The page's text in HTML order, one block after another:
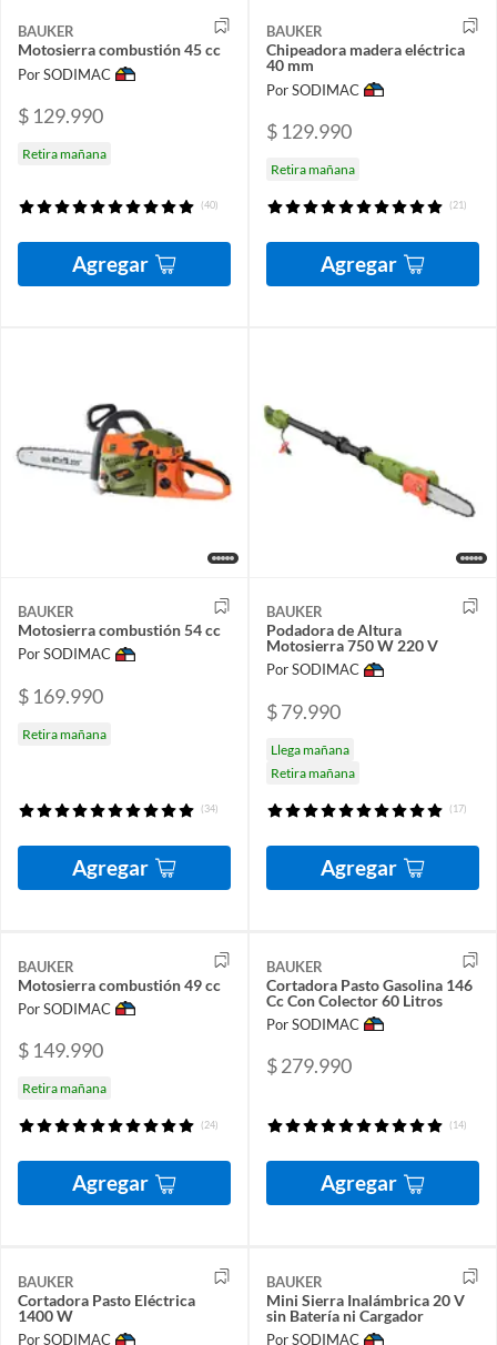
BAUKER
Motosierra combustión 45 cc
Por SODIMAC
$ 129.990
Retira mañana
(40)
Agregar
BAUKER
Chipeadora madera eléctrica
40 mm
Por SODIMAC
$ 129.990
Retira mañana
(21)
Agregar
BAUKER
Motosierra combustión 54 cc
Por SODIMAC
$ 169.990
Retira mañana
(34)
Agregar
BAUKER
Podadora de Altura
Motosierra 750 W 220 V
Por SODIMAC
$ 79.990
Llega mañana
Retira mañana
(17)
Agregar
BAUKER
Motosierra combustión 49 cc
Por SODIMAC
$ 149.990
Retira mañana
(24)
Agregar
BAUKER
Cortadora Pasto Gasolina 146
Cc Con Colector 60 Litros
Por SODIMAC
$ 279.990
(14)
Agregar
BAUKER
Cortadora Pasto Eléctrica
1400 W
Por SODIMAC
BAUKER
Mini Sierra Inalámbrica 20 V
sin Batería ni Cargador
Por SODIMAC